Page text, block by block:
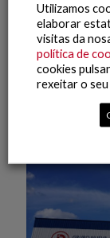
Leer máis
Utilizamos
elaborar
visitas da
política de
cookies
rexeitar o seu